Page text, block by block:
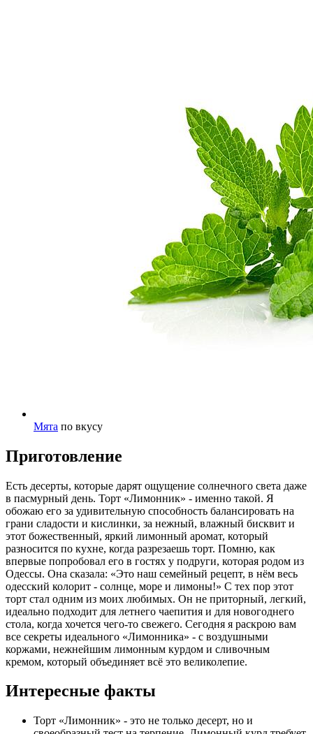
Мята по вкусу
Приготовление
Есть десерты, которые дарят ощущение солнечного света даже
в пасмурный день. Торт «Лимонник» - именно такой. Я
обожаю его за удивительную способность балансировать на
грани сладости и кислинки, за нежный, влажный бисквит и
этот божественный, яркий лимонный аромат, который
разносится по кухне, когда разрезаешь торт. Помню, как
впервые попробовал его в гостях у подруги, которая родом из
Одессы. Она сказала: «Это наш семейный рецепт, в нём весь
одесский колорит - солнце, море и лимоны!» С тех пор этот
торт стал одним из моих любимых. Он не приторный, легкий,
идеально подходит для летнего чаепития и для новогоднего
стола, когда хочется чего-то свежего. Сегодня я раскрою вам
все секреты идеального «Лимонника» - с воздушными
коржами, нежнейшим лимонным курдом и сливочным
кремом, который объединяет всё это великолепие.
Интересные факты
Торт «Лимонник» - это не только десерт, но и